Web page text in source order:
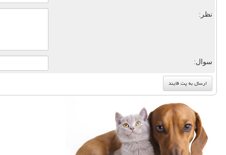
نظر:
سوال: